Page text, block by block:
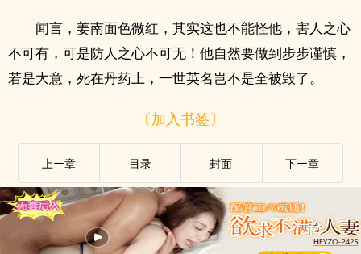
闻言，姜南面色微红，其实这也不能怪他，害人之心
不可有，可是防人之心不可无！他自然要做到步步谨慎，
若是大意，死在丹药上，一世英名岂不是全被毁了。
〔加入书签〕
上ー章 目录 封面 下ー章